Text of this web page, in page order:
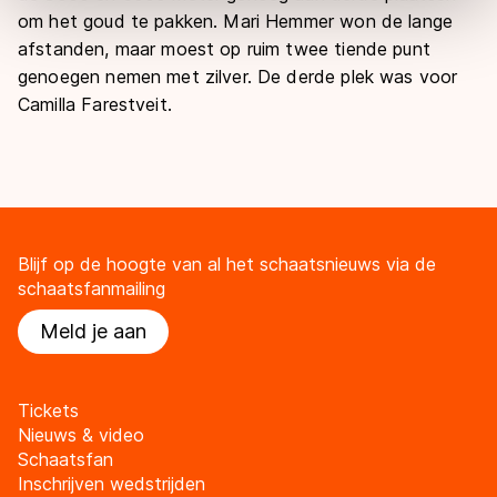
overdracht. Meer informatie vindt u in onscookiebeleid
om het goud te pakken. Mari Hemmer won de lange
afstanden, maar moest op ruim twee tiende punt
genoegen nemen met zilver. De derde plek was voor
Camilla Farestveit.
Blijf op de hoogte van al het schaatsnieuws via de
schaatsfanmailing
Meld je aan
Tickets
Nieuws & video
Schaatsfan
Inschrijven wedstrijden